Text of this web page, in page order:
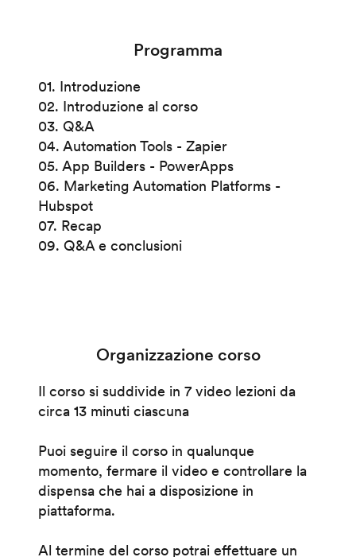
Programma
01. Introduzione
02. Introduzione al corso
03. Q&A
04. Automation Tools - Zapier
05. App Builders - PowerApps
06. Marketing Automation Platforms -
Hubspot
07. Recap
09. Q&A e conclusioni
Organizzazione corso
Il corso si suddivide in 7 video lezioni da
circa 13 minuti ciascuna
Puoi seguire il corso in qualunque
momento, fermare il video e controllare la
dispensa che hai a disposizione in
piattaforma.
Al termine del corso potrai effettuare un